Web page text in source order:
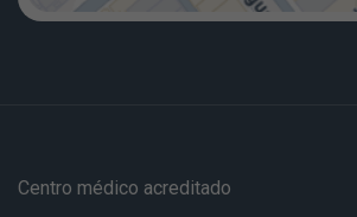
Centro médico acreditado